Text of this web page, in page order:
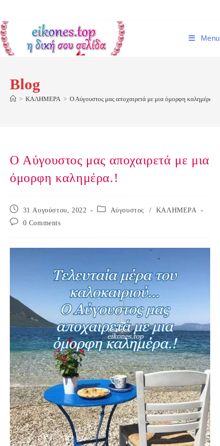
content
Menu
Blog
> ΚΑΛΗΜΕΡΑ > Ο Αύγουστος μας αποχαιρετά με μια όμορφη καλημέρα.!
Ο Αύγουστος μας αποχαιρετά με μια
όμορφη καλημέρα.!
Post
published:
31 Αυγούστου, 2022
Post
Αύγουστος /
ΚΑΛΗΜΕΡΑ
Post
0 Comments